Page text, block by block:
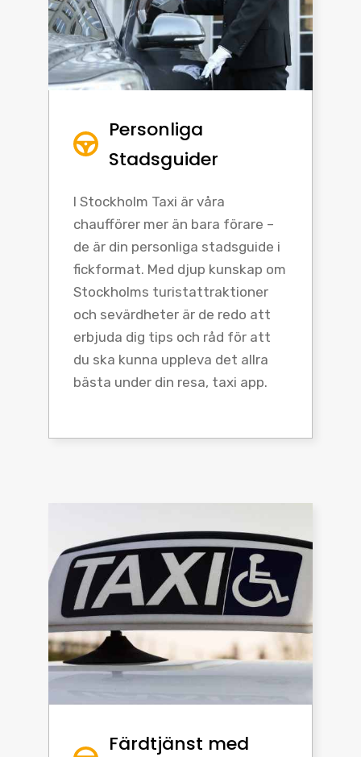
Personliga
Stadsguider
I Stockholm Taxi är våra
chaufförer mer än bara förare –
de är din personliga stadsguide i
fickformat. Med djup kunskap om
Stockholms turistattraktioner
och sevärdheter är de redo att
erbjuda dig tips och råd för att
du ska kunna uppleva det allra
bästa under din resa, taxi app.
Färdtjänst med